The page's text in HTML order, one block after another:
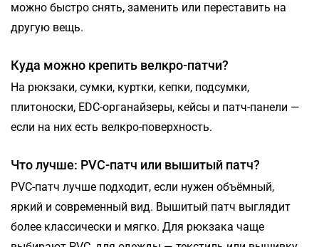
можно быстро снять, заменить или переставить на
другую вещь.
Куда можно крепить велкро-патчи?
На рюкзаки, сумки, куртки, кепки, подсумки,
плитоноски, EDC-органайзеры, кейсы и патч-панели —
если на них есть велкро-поверхность.
Что лучше: PVC-патч или вышитый патч?
PVC-патч лучше подходит, если нужен объёмный,
яркий и современный вид. Вышитый патч выглядит
более классически и мягко. Для рюкзака чаще